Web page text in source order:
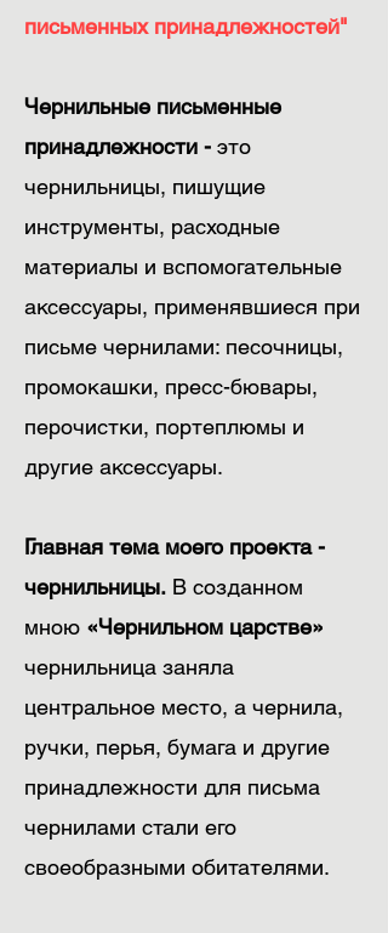
письменных принадлежностей"
Чернильные письменные
принадлежности - это
чернильницы, пишущие
инструменты, расходные
материалы и вспомогательные
аксессуары, применявшиеся при
письме чернилами: песочницы,
промокашки, пресс-бювары,
перочистки, портеплюмы и
другие аксессуары.
Главная тема моего проекта -
чернильницы. В созданном
мною «Чернильном царстве»
чернильница заняла
центральное место, а чернила,
ручки, перья, бумага и другие
принадлежности для письма
чернилами стали его
своеобразными обитателями.